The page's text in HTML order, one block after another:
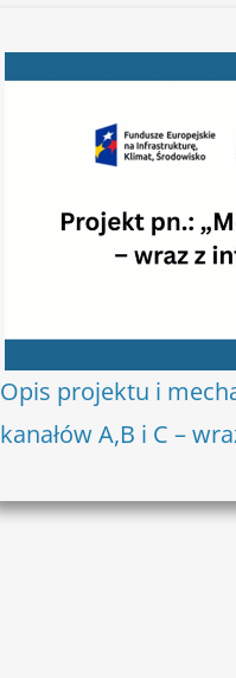
Opis projektu i
kanałów A,B i C –